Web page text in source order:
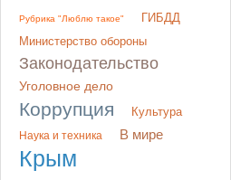
Рубрика "Люблю такое"
ГИБДД
Министерство обороны
Законодательство
Уголовное дело
Коррупция Культура
Наука и техника В мире
Крым